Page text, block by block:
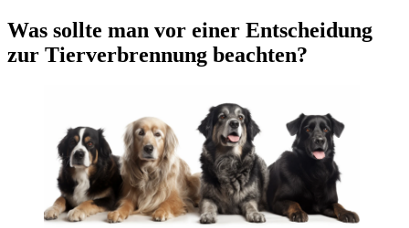
Was sollte man vor einer Entscheidung
zur Tierverbrennung beachten?